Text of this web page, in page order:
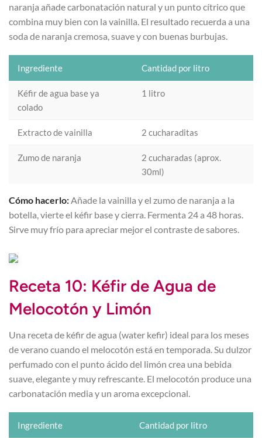
naranja añade carbonatación natural y un punto cítrico que
combina muy bien con la vainilla. El resultado recuerda a una
soda de naranja cremosa, suave y con buenas burbujas.
Ingrediente Cantidad por litro
Kéfir de agua base ya
colado
1 litro
Extracto de vainilla 2 cucharaditas
Zumo de naranja
2 cucharadas (aprox.
30ml)
Cómo hacerlo: Añade la vainilla y el zumo de naranja a la
botella, vierte el kéfir base y cierra. Fermenta 24 a 48 horas.
Sirve muy frío para apreciar mejor el contraste de sabores.
Receta 10: Kéfir de Agua de
Melocotón y Limón
Una receta de kéfir de agua (water kefir) ideal para los meses
de verano cuando el melocotón está en temporada. Su dulzor
perfumado con el punto ácido del limón crea una bebida
suave, elegante y muy refrescante. El melocotón produce una
carbonatación media y un aroma excepcional.
Ingrediente Cantidad por litro